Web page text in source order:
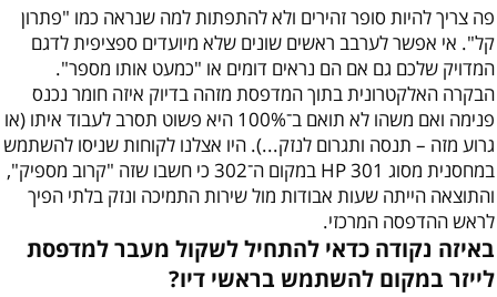
פה צריך להיות סופר זהירים ולא להתפתות למה שנראה כמו "פתרון
קל". אי אפשר לערבב ראשים שונים שלא מיועדים ספציפית לדגם
המדויק שלכם גם אם הם נראים דומים או "כמעט אותו מספר".
הבקרה האלקטרונית בתוך המדפסת מזהה בדיוק איזה חומר נכנס
פנימה ואם משהו לא תואם ב־100% היא פשוט תסרב לעבוד איתו (או
גרוע מזה – תנסה ותגרום לנזק...). היו אצלנו לקוחות שניסו להשתמש
במחסנית מסוג HP 301 במקום ה־302 כי חשבו שזה "קרוב מספיק",
והתוצאה הייתה שעות אבודות מול שירות התמיכה ונזק בלתי הפיך
לראש ההדפסה המרכזי.
באיזה נקודה כדאי להתחיל לשקול מעבר למדפסת
לייזר במקום להשתמש בראשי דיו?